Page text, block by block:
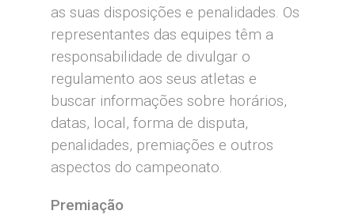
as suas disposições e penalidades. Os
representantes das equipes têm a
responsabilidade de divulgar o
regulamento aos seus atletas e
buscar informações sobre horários,
datas, local, forma de disputa,
penalidades, premiações e outros
aspectos do campeonato.
Premiação